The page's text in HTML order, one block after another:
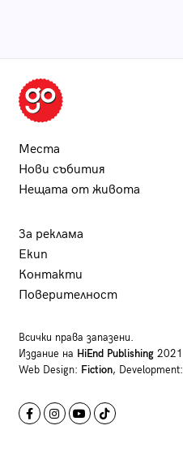
Места
Нови събития
Нещата от живота
За реклама
Екип
Контакти
Поверителност
Всички права запазени.
Издание на HiEnd Publishing2021
Web Design: Fiction, Development: